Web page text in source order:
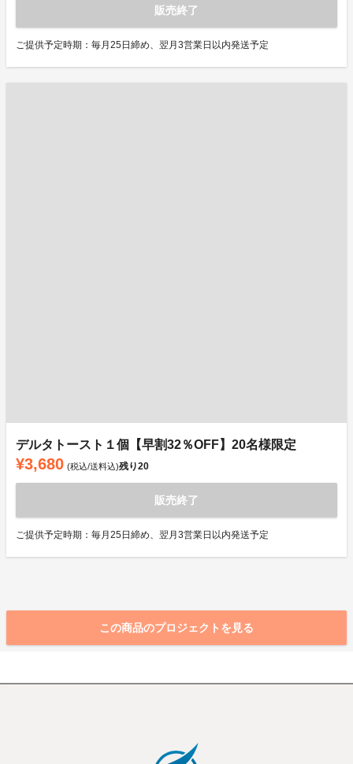
販売終了
ご提供予定時期：毎月25日締め、翌月3営業日以内発送予定
デルタトースト１個【早割32％OFF】20名様限定
¥3,680 (税込/送料込)残り20
販売終了
ご提供予定時期：毎月25日締め、翌月3営業日以内発送予定
この商品のプロジェクトを見る